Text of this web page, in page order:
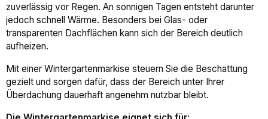
zuverlässig vor Regen. An sonnigen Tagen entsteht darunter
jedoch schnell Wärme. Besonders bei Glas- oder
transparenten Dachflächen kann sich der Bereich deutlich
aufheizen.
Mit einer Wintergartenmarkise steuern Sie die Beschattung
gezielt und sorgen dafür, dass der Bereich unter Ihrer
Überdachung dauerhaft angenehm nutzbar bleibt.